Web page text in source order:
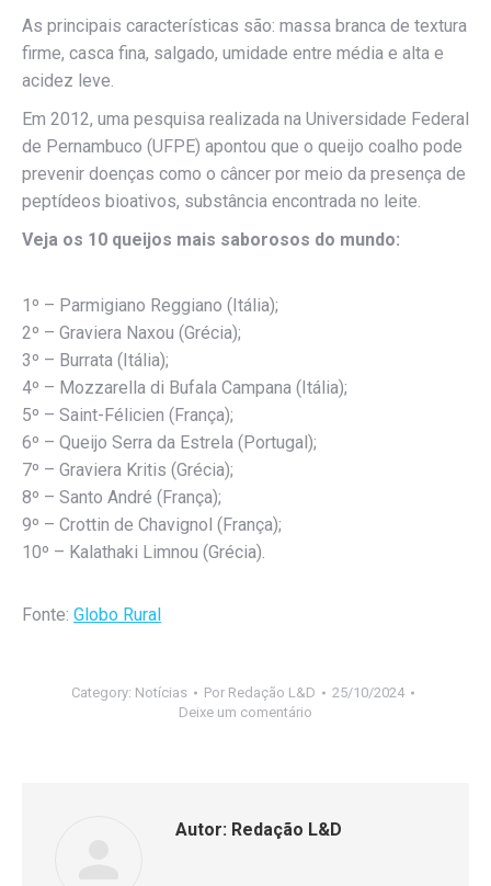
As principais características são: massa branca de textura
firme, casca fina, salgado, umidade entre média e alta e
acidez leve.
Em 2012, uma pesquisa realizada na Universidade Federal
de Pernambuco (UFPE) apontou que o queijo coalho pode
prevenir doenças como o câncer por meio da presença de
peptídeos bioativos, substância encontrada no leite.
Veja os 10 queijos mais saborosos do mundo:
1º – Parmigiano Reggiano (Itália);
2º – Graviera Naxou (Grécia);
3º – Burrata (Itália);
4º – Mozzarella di Bufala Campana (Itália);
5º – Saint-Félicien (França);
6º – Queijo Serra da Estrela (Portugal);
7º – Graviera Kritis (Grécia);
8º – Santo André (França);
9º – Crottin de Chavignol (França);
10º – Kalathaki Limnou (Grécia).
Fonte: Globo Rural
Category: Notícias Por Redação L&D
25/10/2024
Deixe um comentário
Autor: Redação L&D